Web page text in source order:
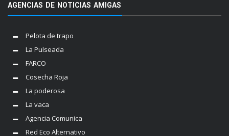
AGENCIAS DE NOTICIAS AMIGAS
Pelota de trapo
La Pulseada
FARCO
Cosecha Roja
La poderosa
La vaca
Agencia Comunica
Red Eco Alternativo